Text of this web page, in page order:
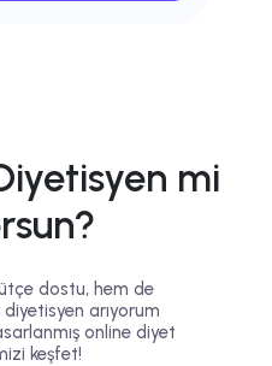
mi
dostu, hem de
arıyorum
online diyet
keşfet!